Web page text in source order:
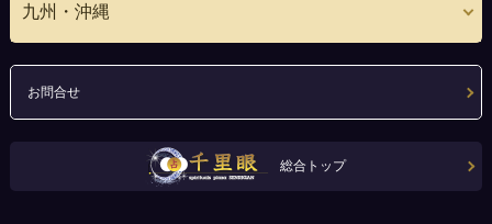
九州・沖縄
お問合せ
総合トップ